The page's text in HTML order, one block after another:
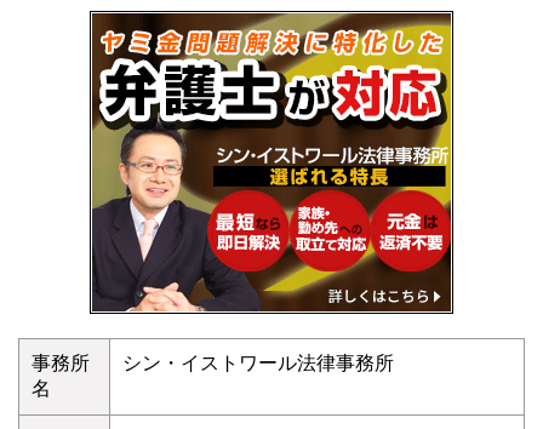
事務所
名
シン・イストワール法律事務所